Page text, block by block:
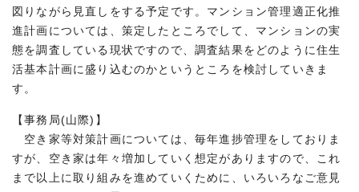
図りながら見直しをする予定です。マンション管理適正化推
進計画については、策定したところでして、マンションの実
態を調査している現状ですので、調査結果をどのように住生
活基本計画に盛り込むのかというところを検討していきま
す。
【事務局(山際)】
空き家等対策計画については、毎年進捗管理をしておりま
すが、空き家は年々増加していく想定がありますので、これ
まで以上に取り組みを進めていくために、いろいろなご意見